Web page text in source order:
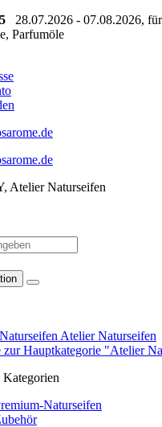
28.07.2026 - 07.08.2026,
Parfumöle
Atelier Naturseifen
Atelier Naturseifen
zur Hauptkategorie "Atelier
Kategorien
Naturseifen